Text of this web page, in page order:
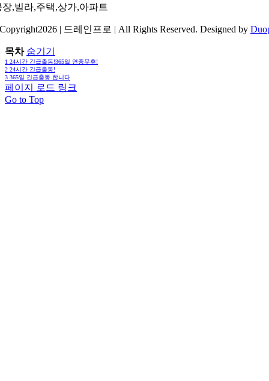
장,빌라,주택,상가,아파트
| 드레인프로 | All Rights Reserved. Designed by
목차 숨기기
1 24시간 긴급출동!365일 연중무휴!
2 24시간 긴급출동!
3 365일 긴급출동 합니다
페이지 로드 링크
Go to Top